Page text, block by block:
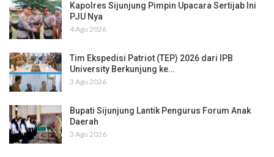
Kapolres Sijunjung Pimpin Upacara Sertijab Ini
PJU Nya
4 Agu 2026
Tim Ekspedisi Patriot (TEP) 2026 dari IPB
University Berkunjung ke…
3 Agu 2026
Bupati Sijunjung Lantik Pengurus Forum Anak
Daerah
3 Agu 2026